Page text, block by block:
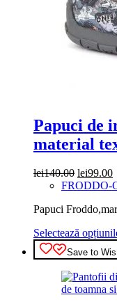
Papuci de
material
lei140.00 Prețul
inițial
fost:
lei99.00
FRODDO-
Papuci
Selectează
Save to